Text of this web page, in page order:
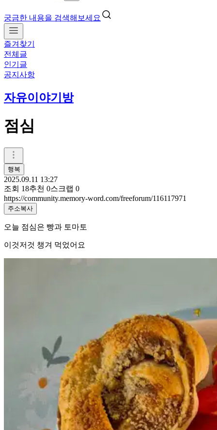
궁금한 내용을 검색해보세요
즐겨찾기
전체글
인기글
공지사항
자유이야기방
점심
행복
2025.09.11 13:27
조회 18추천 0스크랩 0
https://community.memory-word.com/freeforum/116117971
주소복사
오늘 점심은 빵과 토마토
이것저것 챙겨 먹었어요